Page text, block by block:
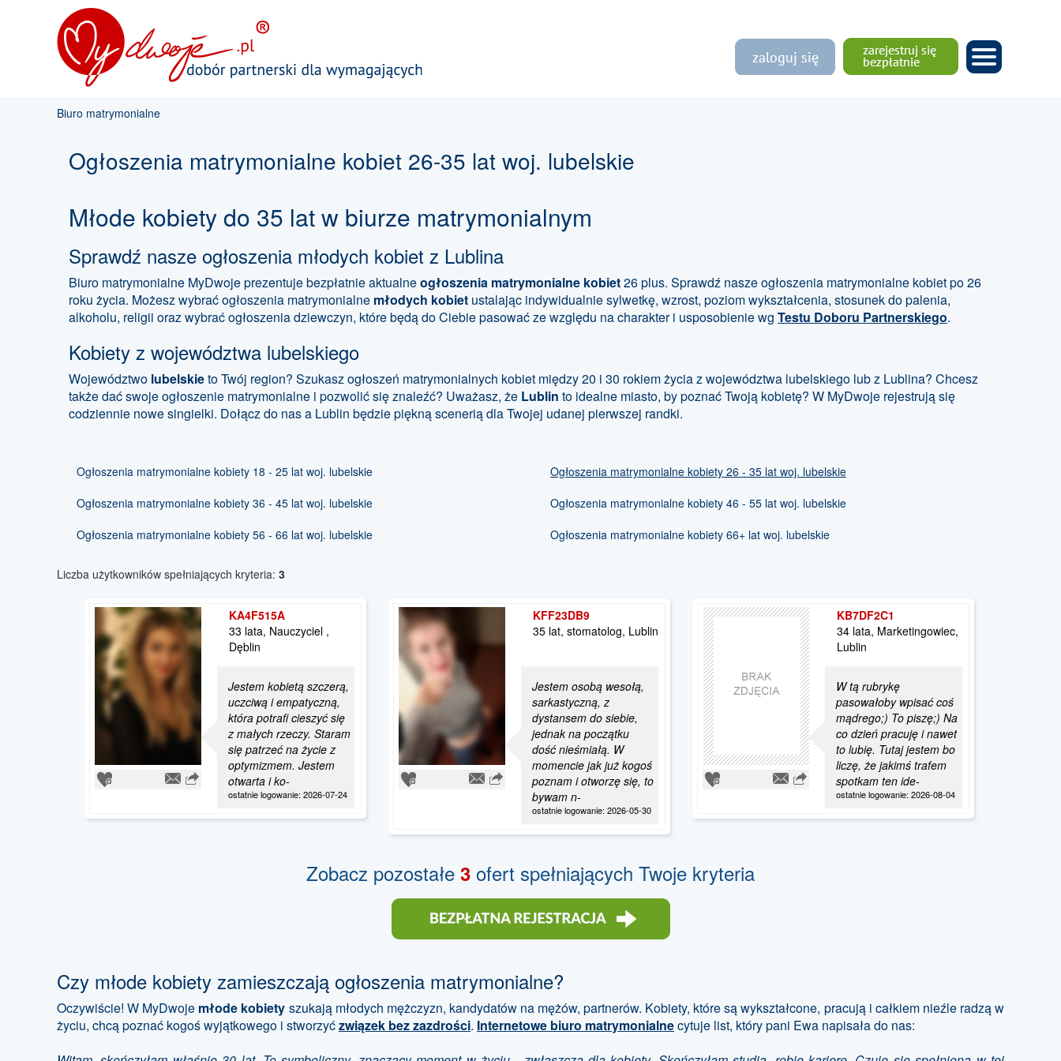
Biuro matrymonialne
Ogłoszenia matrymonialne kobiet 26-35 lat woj. lubelskie
Młode kobiety do 35 lat w biurze matrymonialnym
Sprawdź nasze ogłoszenia młodych kobiet z Lublina
Biuro matrymonialne MyDwoje prezentuje bezpłatnie aktualneogłoszenia matrymonialne kobiet26 plus. Sprawdź nasze ogłoszenia matrymonialne kobiet po 26
roku życia. Możesz wybrać ogłoszenia matrymonialne młodych kobiet ustalając indywidualnie sylwetkę, wzrost, poziom wykształcenia, stosunek do palenia,
alkoholu, religii oraz wybrać ogłoszenia dziewczyn, które będą do Ciebie pasować ze względu na charakter i usposobienie wg Testu Doboru Partnerskiego.
Kobiety z województwa lubelskiego
Województwo lubelskieto Twój region? Szukasz ogłoszeń matrymonialnych kobiet między 20 i 30 rokiem życia z województwa lubelskiego lub z Lublina? Chcesz
także dać swoje ogłoszenie matrymonialne i pozwolić się znaleźć? Uważasz, że Lublin to idealne miasto, by poznać Twoją kobietę? W MyDwoje rejestrują się
codziennie nowe singielki. Dołącz do nas a Lublin będzie piękną scenerią dla Twojej udanej pierwszej randki.
Ogłoszenia matrymonialne kobiety 18 - 25 lat woj. lubelskie
Ogłoszenia matrymonialne kobiety 26 - 35 lat woj. lubelskie
Ogłoszenia matrymonialne kobiety 36 - 45 lat woj. lubelskie
Ogłoszenia matrymonialne kobiety 46 - 55 lat woj. lubelskie
Ogłoszenia matrymonialne kobiety 56 - 66 lat woj. lubelskie
Ogłoszenia matrymonialne kobiety 66+ lat woj. lubelskie
Liczba użytkowników spełniających kryteria: 3
KA4F515A
33 lata, Nauczyciel ,
Dęblin
Jestem kobietą szczerą,
uczciwą i empatyczną,
która potrafi cieszyć się
z małych rzeczy. Staram
się patrzeć na życie z
optymizmem. Jestem
otwarta i ko-
ostatnie logowanie: 2026-07-24
KFF23DB9
35 lat, stomatolog, Lublin
Jestem osobą wesołą,
sarkastyczną, z
dystansem do siebie,
jednak na początku
dość nieśmiałą. W
momencie jak już kogoś
poznam i otworzę się, to
bywam n-
ostatnie logowanie: 2026-05-30
KB7DF2C1
34 lata, Marketingowiec,
Lublin
W tą rubrykę
pasowałoby wpisać coś
mądrego;) To piszę;) Na
co dzień pracuję i nawet
to lubię. Tutaj jestem bo
liczę, że jakimś trafem
spotkam ten ide-
ostatnie logowanie: 2026-08-04
Zobacz pozostałe 3 ofert spełniających Twoje kryteria
Czy młode kobiety zamieszczają ogłoszenia matrymonialne?
Oczywiście! W MyDwoje młode kobiety szukają młodych mężczyzn, kandydatów na mężów, partnerów. Kobiety, które są wykształcone, pracują i całkiem nieźle radzą w
życiu, chcą poznać kogoś wyjątkowego i stworzyćzwiązek bez zazdrości. Internetowe biuro matrymonialnecytuje list, który pani Ewa napisała do nas: